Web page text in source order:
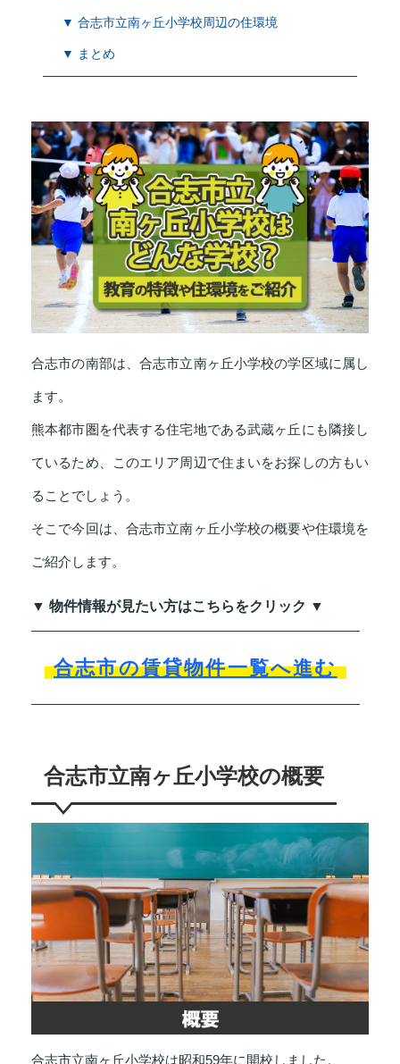
▼ 合志市立南ヶ丘小学校周辺の住環境
▼ まとめ
合志市の南部は、合志市立南ヶ丘小学校の学区域に属し
ます。
熊本都市圏を代表する住宅地である武蔵ヶ丘にも隣接し
ているため、このエリア周辺で住まいをお探しの方もい
ることでしょう。
そこで今回は、合志市立南ヶ丘小学校の概要や住環境を
ご紹介します。
▼ 物件情報が見たい方はこちらをクリック ▼
合志市の賃貸物件一覧へ進む
合志市立南ヶ丘小学校の概要
合志市立南ヶ丘小学校は昭和59年に開校しました。